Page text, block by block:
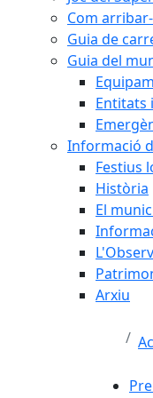
Com
Guia de
Guia del
Entitats
Informació
Festius
Història
El
Arxiu